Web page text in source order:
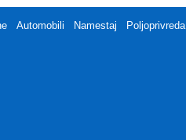
Automobili Namestaj Poljoprivreda